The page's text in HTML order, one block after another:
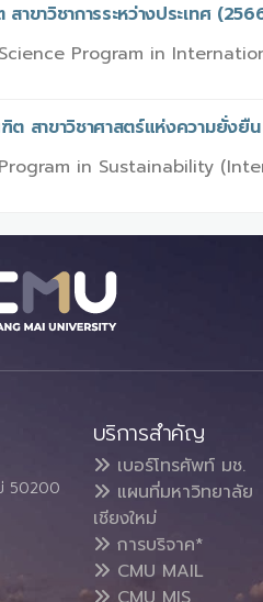
ขาวิชาการระหว่างประเทศ
Program in
สาขาวิชาศาสตร์แห่งความยั่งยื
in Sustainability
50200
บริการสำคัญ
เบอร์โทรศัพท์ มช.
แผนที่มหาวิทยาลัย
เชียงใหม่
การบริจาค*
CMU MAIL